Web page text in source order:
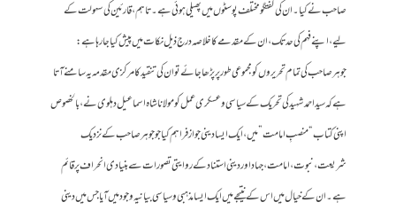
صاحب نے کیا۔ ان کی گفتگو مختلف پوسٹوں میں پھیلی ہوئی ہے۔ تاہم، قارئین کی سہولت کے
لیے، اپنے فہم کی حد تک، ان کے مقدمے کا خلاصہ درج ذیل نکات میں پیش کیا جا رہا ہے:
جوہر صاحب کی تمام تحریروں کو مجموعی طور پر پڑھا جائے تو ان کی تنقید کا مرکزی مقدمہ یہ سامنے آتا
ہے کہ سید احمد شہید کی تحریک کے سیاسی و عسکری عمل کو مولانا شاہ اسماعیل دہلوی نے، بالخصوص
اپنی کتاب “منصبِ امامت” میں، ایک ایسا دینی جواز فراہم کیا جو جوہر صاحب کے نزدیک
شریعت، نبوت، امامت، جہاد اور دینی استناد کے روایتی تصورات سے بنیادی انحراف پر قائم
ہے۔ ان کے خیال میں اس کے نتیجے میں ایک ایسا مذہبی و سیاسی بیانیہ وجود میں آیا جس میں دینی